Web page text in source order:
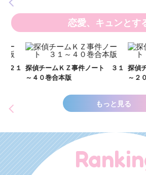
恋愛、キュンとす
探偵チームＫＺ事件ノート ３１
～４０巻合本版
探偵チー
～２０巻
もっと見る